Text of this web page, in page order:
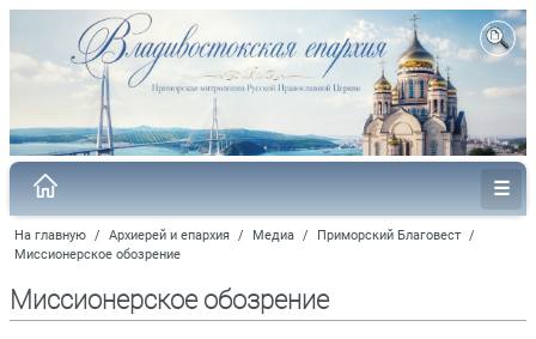
На главную / Архиерей и епархия / Медиа / Приморский Благовест /
Миссионерское обозрение
Миссионерское обозрение